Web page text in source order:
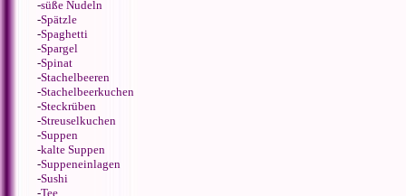
-süße Nudeln
-Spätzle
-Spaghetti
-Spargel
-Spinat
-Stachelbeeren
-Stachelbeerkuchen
-Steckrüben
-Streuselkuchen
-Suppen
-kalte Suppen
-Suppeneinlagen
-Sushi
-Tee